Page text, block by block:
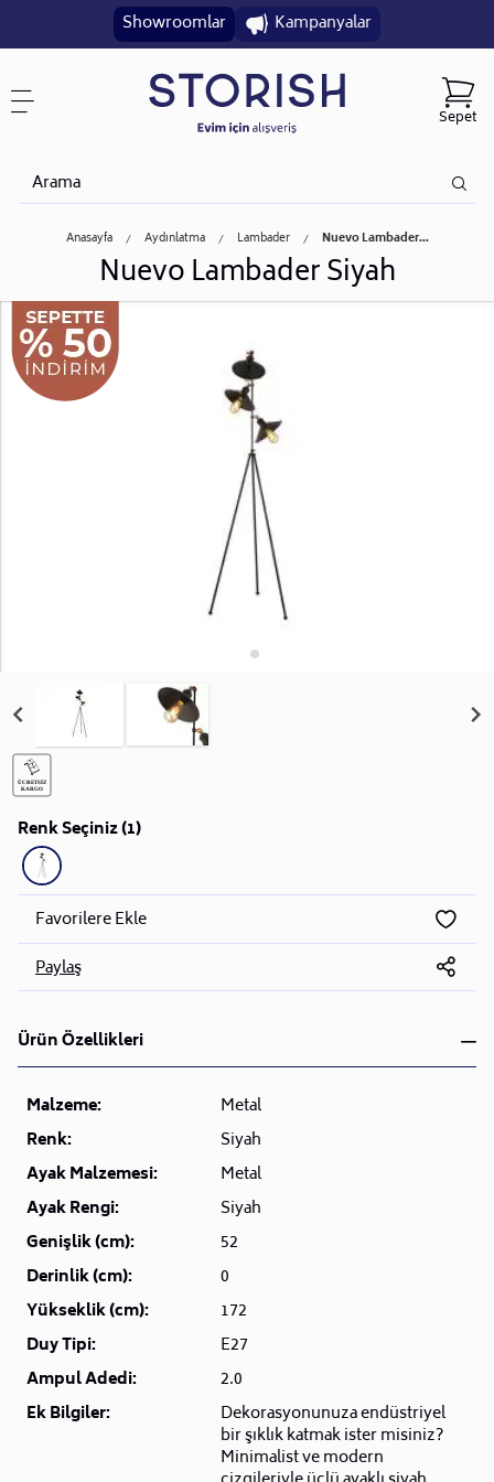
Showroomlar Kampanyalar
Sepet
Anasayfa Aydınlatma Lambader Nuevo Lambader...
Nuevo Lambader Siyah
Renk Seçiniz (1)
Favorilere Ekle
Paylaş
Ürün Özellikleri
Malzeme:
Metal
Renk:
Siyah
Ayak Malzemesi:
Metal
Ayak Rengi:
Siyah
Genişlik (cm):
52
Derinlik (cm):
0
Yükseklik (cm):
172
Duy Tipi:
E27
Ampul Adedi:
2.0
Ek Bilgiler:
Dekorasyonunuza endüstriyel
bir şıklık katmak ister misiniz?
Minimalist ve modern